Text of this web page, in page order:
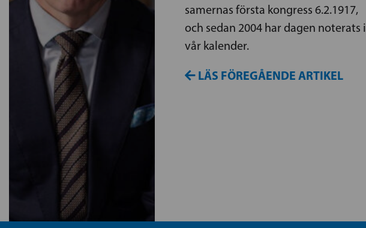
samernas första kongress 6.2.1917,
och sedan 2004 har dagen noterats i
vår kalender.
LÄS FÖREGÅENDE ARTIKEL